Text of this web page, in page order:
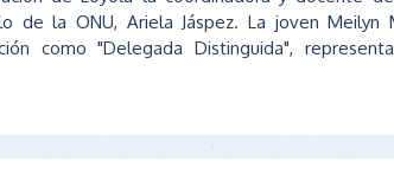
de la ONU, Ariela Jáspez. La joven Meilyn
como "Delegada Distinguida",